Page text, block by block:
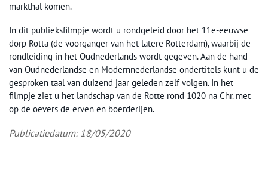
markthal komen.
In dit publieksfilmpje wordt u rondgeleid door het 11e-eeuwse
dorp Rotta (de voorganger van het latere Rotterdam), waarbij de
rondleiding in het Oudnederlands wordt gegeven. Aan de hand
van Oudnederlandse en Modernnederlandse ondertitels kunt u de
gesproken taal van duizend jaar geleden zelf volgen. In het
filmpje ziet u het landschap van de Rotte rond 1020 na Chr. met
op de oevers de erven en boerderijen.
Publicatiedatum: 18/05/2020